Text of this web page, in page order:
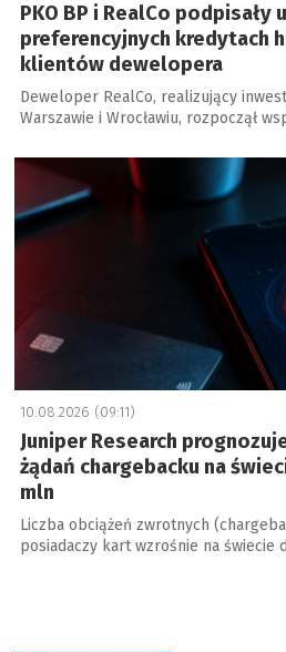
PKO BP i RealCo podpisały
preferencyjnych kredytach
klientów dewelopera
Deweloper RealCo, realizujący
Warszawie i Wrocławiu, rozpoczął
a
10.08.2026 (09:11)
Juniper Research
żądań chargebacku na
mln
Liczba obciążeń zwrotnych
posiadaczy kart wzrośnie na świecie